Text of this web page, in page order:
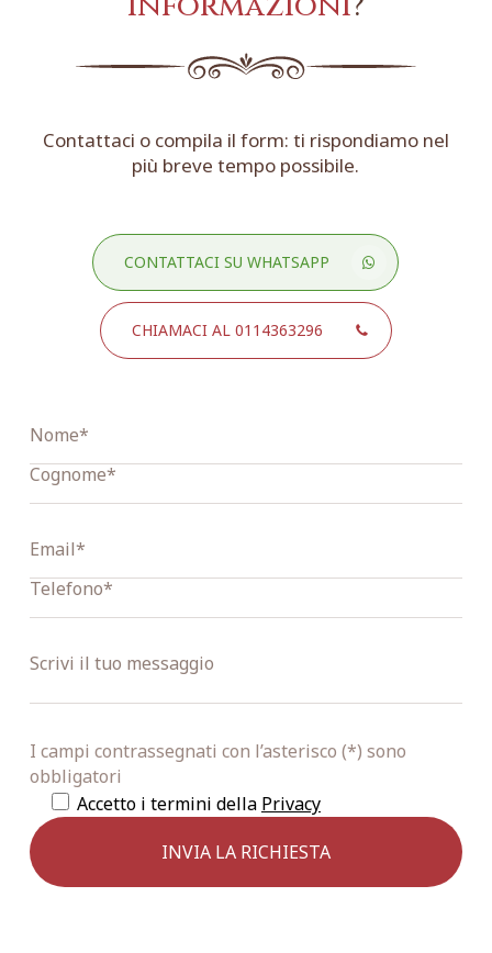
Contattaci o compila il form: ti rispondiamo nel
più breve tempo possibile.
CONTATTACI SU WHATSAPP
CHIAMACI AL 0114363296
I campi contrassegnati con l’asterisco (*) sono
obbligatori
Accetto i termini della Privacy